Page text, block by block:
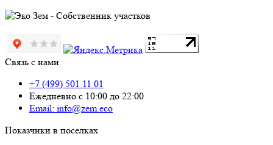
Связь с нами
+7 (499) 501 11 01
Ежедневно с 10:00 до 22:00
Email: info@zem.eco
Показчики в поселках